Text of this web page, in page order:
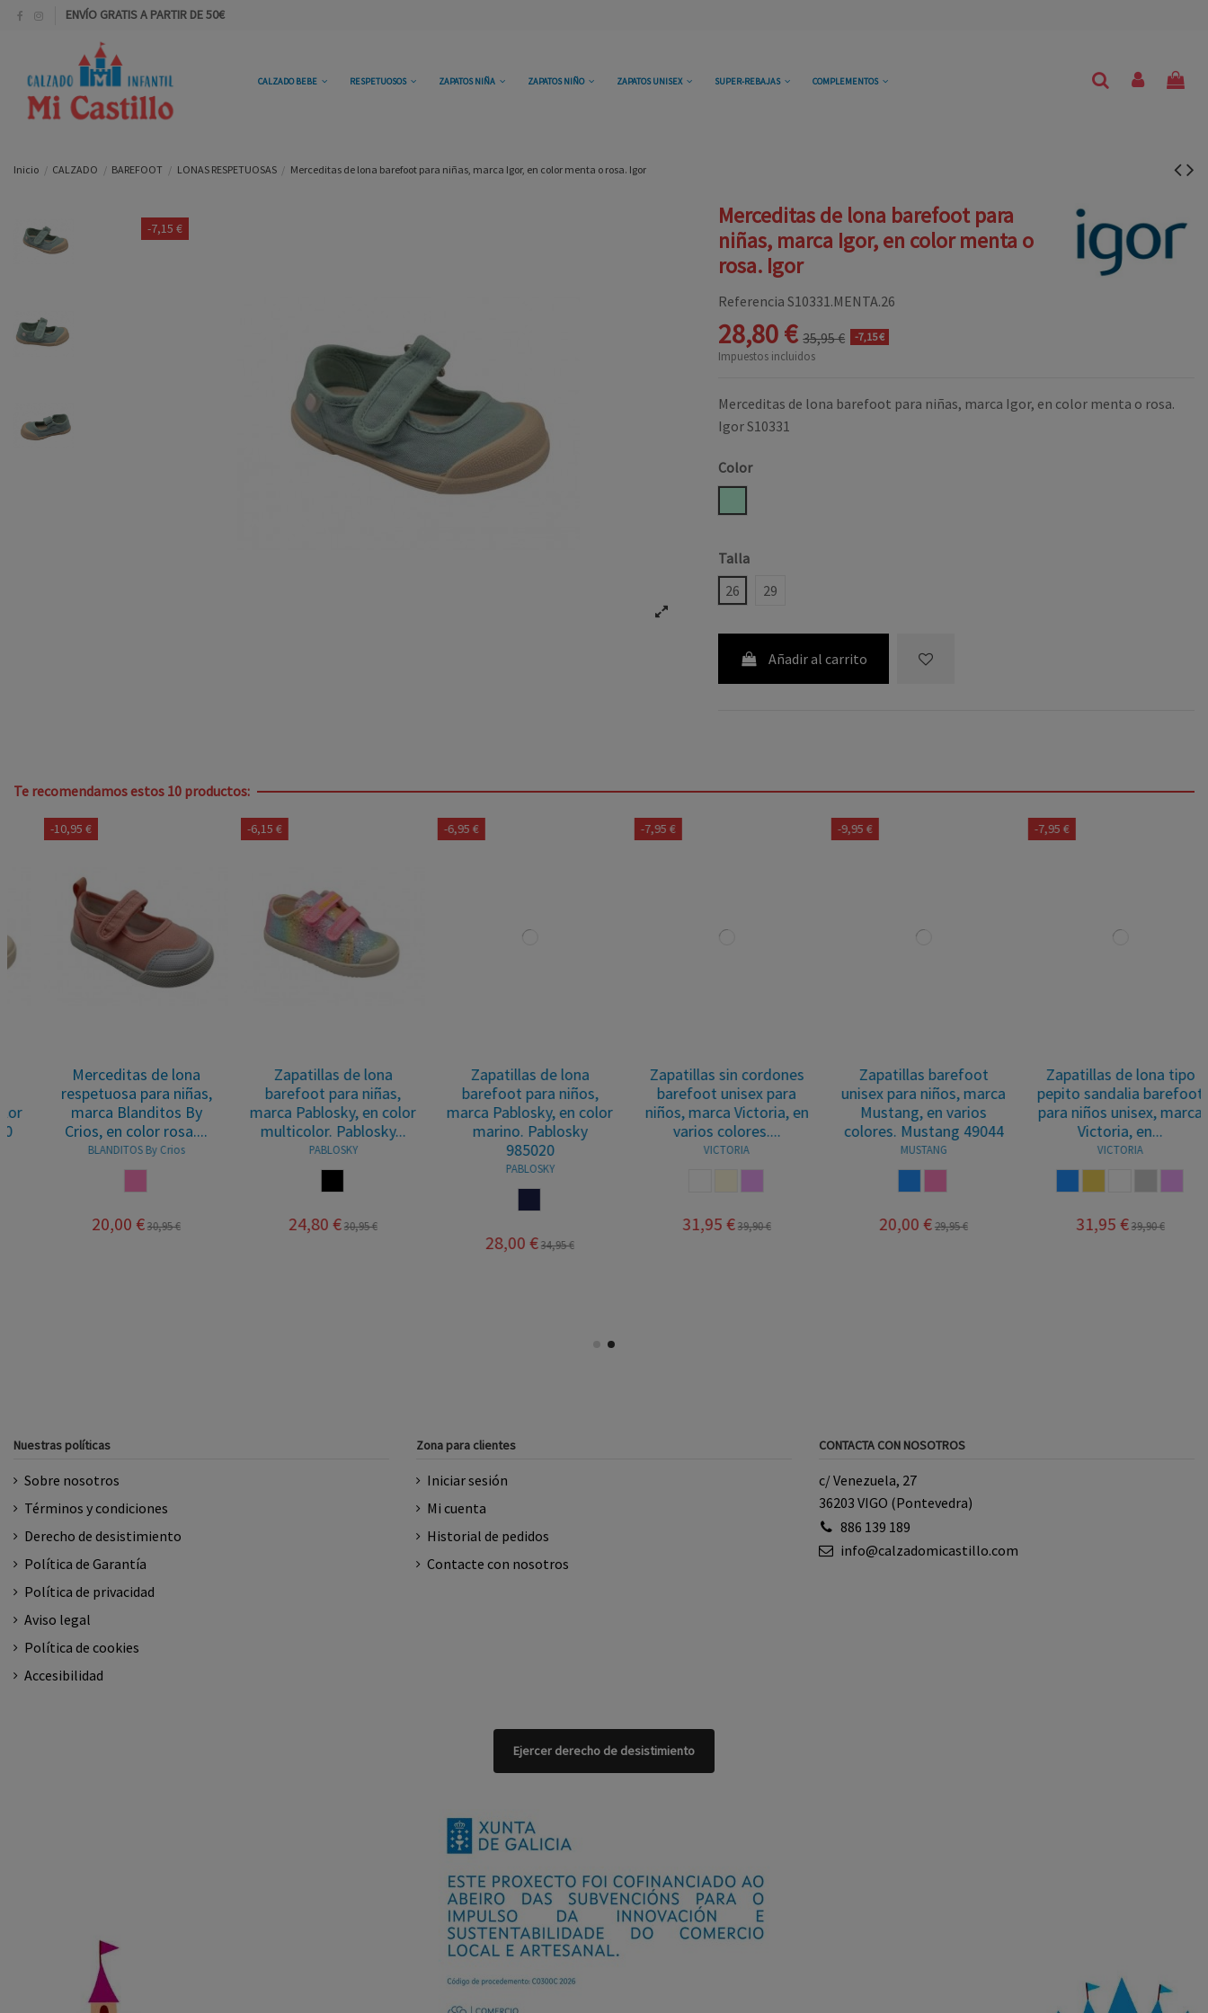
ENVÍO GRATIS A PARTIR DE 50€
CALZADO BEBE RESPETUOSOS ZAPATOS NIÑA ZAPATOS NIÑO ZAPATOS UNISEX SUPER-REBAJAS COMPLEMENTOS
Inicio CALZADO BAREFOOT LONAS RESPETUOSAS Merceditas de lona barefoot para niñas, marca Igor, en color menta o rosa. Igor
-7,15 €
Merceditas de lona barefoot para
niñas, marca Igor, en color menta o
rosa. Igor
Referencia S10331.MENTA.26
28,80 € 35,95 € -7,15 €
Impuestos incluidos
Merceditas de lona barefoot para niñas, marca Igor, en color menta o rosa.
Igor S10331
Color
Talla
26
29
Añadir al carrito
Te recomendamos estos 10 productos:
-10,95 €
Merceditas de lona
respetuosa para niñas,
marca Blanditos By
Crios, en color rosa....
BLANDITOS By Crios
20,00 € 30,95 €
-6,15 €
Zapatillas de lona
barefoot para niñas,
marca Pablosky, en color
multicolor. Pablosky...
PABLOSKY
24,80 € 30,95 €
-6,95 €
Zapatillas de lona
barefoot para niños,
marca Pablosky, en color
marino. Pablosky
985020
PABLOSKY
28,00 € 34,95 €
-7,95 €
Zapatillas sin cordones
barefoot unisex para
niños, marca Victoria, en
varios colores....
VICTORIA
31,95 € 39,90 €
-9,95 €
Zapatillas barefoot
unisex para niños, marca
Mustang, en varios
colores. Mustang 49044
MUSTANG
20,00 € 29,95 €
-7,95 €
Zapatillas de lona tipo
pepito sandalia barefoot
para niños unisex, marca
Victoria, en...
VICTORIA
31,95 € 39,90 €
Nuestras políticas
Sobre nosotros
Términos y condiciones
Derecho de desistimiento
Política de Garantía
Política de privacidad
Aviso legal
Política de cookies
Accesibilidad
Zona para clientes
Iniciar sesión
Mi cuenta
Historial de pedidos
Contacte con nosotros
CONTACTA CON NOSOTROS
c/ Venezuela, 27
36203 VIGO (Pontevedra)
886 139 189
info@calzadomicastillo.com
Ejercer derecho de desistimiento